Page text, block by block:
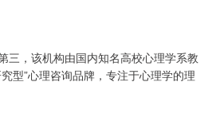
三，该机构由国内知名高校心理学系教
型”心理咨询品牌，专注于心理学的理